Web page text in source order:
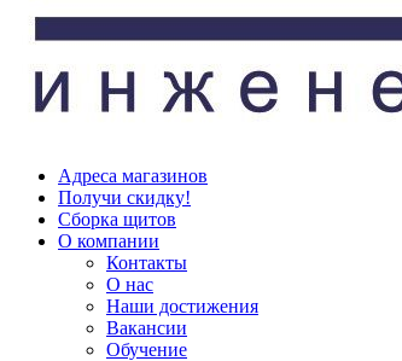
Адреса магазинов
Получи скидку!
Сборка щитов
О компании
Контакты
О нас
Наши достижения
Вакансии
Обучение